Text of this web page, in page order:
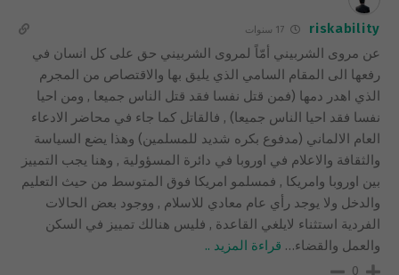
riskability
عن مروى الشربيني أمّاً لمروى الشربيني حق على كل انسان في
رفعها الى المقام السامي الذي يليق بها والاقتصاص من المجرم
الذي اهدر دمها (فمن قتل نفسا فقد قتل الناس جميعا , ومن احيا
نفسا فقد احيا الناس جميعا) , فالقاتل كما جاء في محاضر الادعاء
العام الالماني (مدفوع بكره شديد للمسلمين) وهذا يضع السياسة
والثقافة والاعلام في اوروبا في دائرة المسؤولية , وهنا يجب التمييز
بين اوروبا وامريكا , فمسلمو امريكا فوق المتوسط من حيث التعليم
والدخل ولا يوجد رأي عام معادي للاسلام , ووجود بعض الحالات
الفردية استثناء لايلغي القاعدة , فليس هنالك تمييز في السكن
والعمل والقضاء… قراءة المزيد ..
0